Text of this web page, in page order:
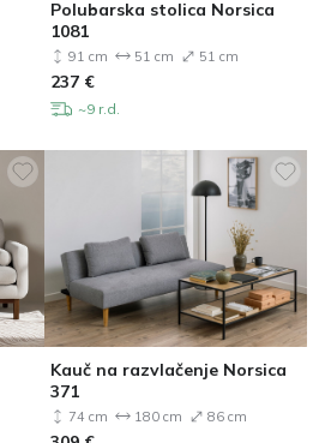
Polubarska stolica Norsica
1081
91 cm 51 cm 51 cm
237 €
~9 r.d.
Kauč na razvlačenje Norsica
371
74 cm 180 cm 86 cm